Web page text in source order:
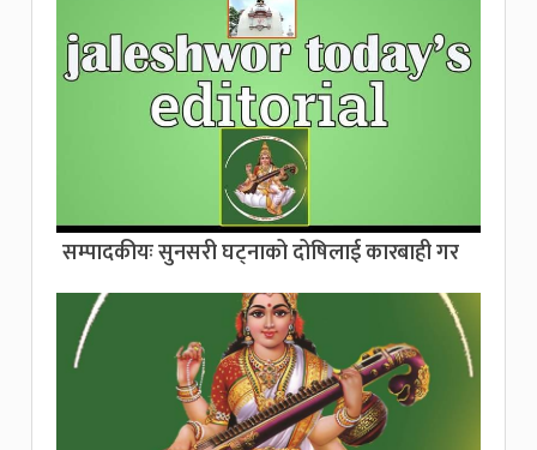
सम्पादकीयः सुनसरी घट्नाको दोषिलाई कारबाही गर